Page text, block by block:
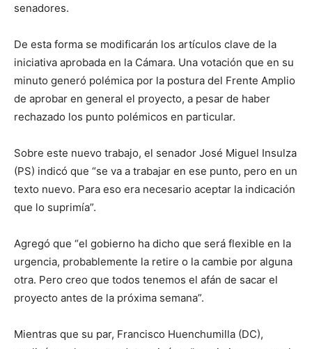
senadores.
De esta forma se modificarán los artículos clave de la
iniciativa aprobada en la Cámara. Una votación que en su
minuto generó polémica por la postura del Frente Amplio
de aprobar en general el proyecto, a pesar de haber
rechazado los punto polémicos en particular.
Sobre este nuevo trabajo, el senador José Miguel Insulza
(PS) indicó que “se va a trabajar en ese punto, pero en un
texto nuevo. Para eso era necesario aceptar la indicación
que lo suprimía”.
Agregó que “el gobierno ha dicho que será flexible en la
urgencia, probablemente la retire o la cambie por alguna
otra. Pero creo que todos tenemos el afán de sacar el
proyecto antes de la próxima semana”.
Mientras que su par, Francisco Huenchumilla (DC),